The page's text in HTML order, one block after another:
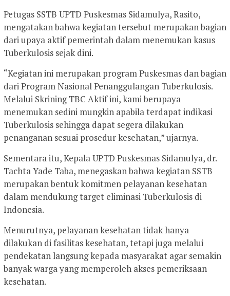
Petugas SSTB UPTD Puskesmas Sidamulya, Rasito,
mengatakan bahwa kegiatan tersebut merupakan bagian
dari upaya aktif pemerintah dalam menemukan kasus
Tuberkulosis sejak dini.
“Kegiatan ini merupakan program Puskesmas dan bagian
dari Program Nasional Penanggulangan Tuberkulosis.
Melalui Skrining TBC Aktif ini, kami berupaya
menemukan sedini mungkin apabila terdapat indikasi
Tuberkulosis sehingga dapat segera dilakukan
penanganan sesuai prosedur kesehatan,” ujarnya.
Sementara itu, Kepala UPTD Puskesmas Sidamulya, dr.
Tachta Yade Taba, menegaskan bahwa kegiatan SSTB
merupakan bentuk komitmen pelayanan kesehatan
dalam mendukung target eliminasi Tuberkulosis di
Indonesia.
Menurutnya, pelayanan kesehatan tidak hanya
dilakukan di fasilitas kesehatan, tetapi juga melalui
pendekatan langsung kepada masyarakat agar semakin
banyak warga yang memperoleh akses pemeriksaan
kesehatan.